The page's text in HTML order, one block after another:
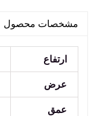
مشخصات محصول
ارتفاع
عرض
عمق